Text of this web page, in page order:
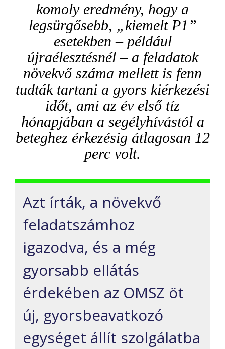
komoly eredmény, hogy a
legsürgősebb, „kiemelt P1”
esetekben – például
újraélesztésnél – a feladatok
növekvő száma mellett is fenn
tudták tartani a gyors kiérkezési
időt, ami az év első tíz
hónapjában a segélyhívástól a
beteghez érkezésig átlagosan 12
perc volt.
Azt írták, a növekvő
feladatszámhoz
igazodva, és a még
gyorsabb ellátás
érdekében az OMSZ öt
új, gyorsbeavatkozó
egységet állít szolgálatba